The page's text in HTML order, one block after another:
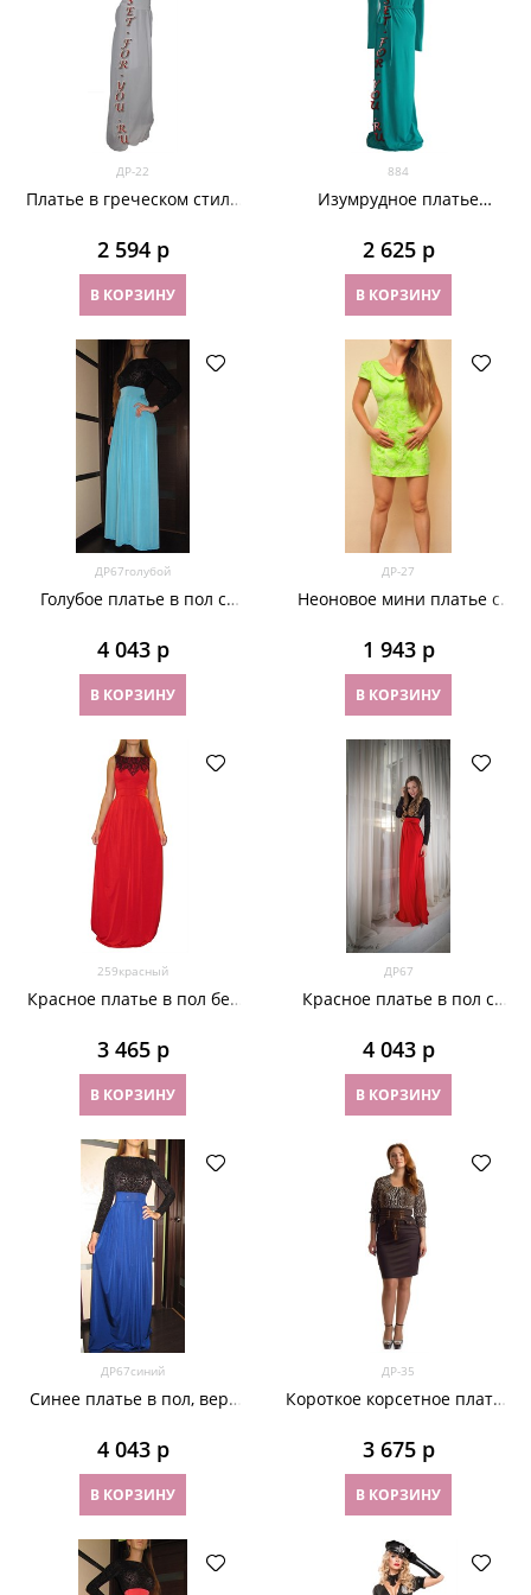
ДР-22
Платье в греческом стиле
поясом
2 594 р
В КОРЗИНУ
884
Изумрудное платье
плечом из микромасла
2 625 р
В КОРЗИНУ
ДР67голубой
Голубое платье в пол с
панбархата
4 043 р
В КОРЗИНУ
ДР-27
Неоновое мини платье с
1 943 р
В КОРЗИНУ
259красный
Красное платье в пол без
лифе. 259
3 465 р
В КОРЗИНУ
ДР67
Красное платье в пол с
4 043 р
В КОРЗИНУ
ДР67синий
Синее платье в пол, верх
4 043 р
В КОРЗИНУ
ДР-35
Короткое корсетное платье
3 675 р
В КОРЗИНУ